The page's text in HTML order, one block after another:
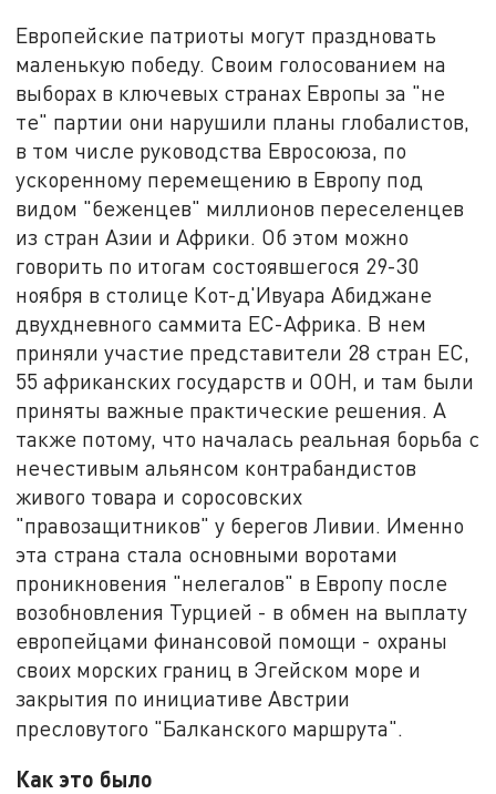
Европейские патриоты могут праздновать
маленькую победу. Своим голосованием на
выборах в ключевых странах Европы за "не
те" партии они нарушили планы глобалистов,
в том числе руководства Евросоюза, по
ускоренному перемещению в Европу под
видом "беженцев" миллионов переселенцев
из стран Азии и Африки. Об этом можно
говорить по итогам состоявшегося 29-30
ноября в столице Кот-д'Ивуара Абиджане
двухдневного саммита ЕС-Африка. В нем
приняли участие представители 28 стран ЕС,
55 африканских государств и ООН, и там были
приняты важные практические решения. А
также потому, что началась реальная борьба с
нечестивым альянсом контрабандистов
живого товара и соросовских
"правозащитников" у берегов Ливии. Именно
эта страна стала основными воротами
проникновения "нелегалов" в Европу после
возобновления Турцией - в обмен на выплату
европейцами финансовой помощи - охраны
своих морских границ в Эгейском море и
закрытия по инициативе Австрии
пресловутого "Балканского маршрута".
Как это было